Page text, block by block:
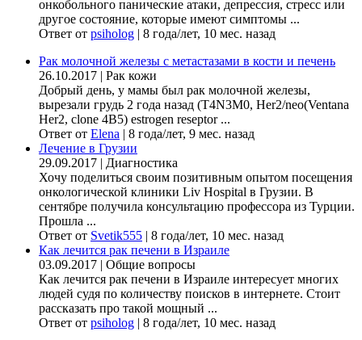
онкобольного панические атаки, депрессия, стресс или
другое состояние, которые имеют симптомы ...
Ответ от psiholog | 8 года/лет, 10 мес. назад
Рак молочной железы с метастазами в кости и печень
26.10.2017 | Рак кожи
Добрый день, у мамы был рак молочной железы,
вырезали грудь 2 года назад (Т4N3M0, Her2/neo(Ventana
Her2, clone 4B5) estrogen reseptor ...
Ответ от Elena | 8 года/лет, 9 мес. назад
Лечение в Грузии
29.09.2017 | Диагностика
Хочу поделиться своим позитивным опытом посещения
онкологической клиники Liv Hospital в Грузии. В
сентябре получила консультацию профессора из Турции.
Прошла ...
Ответ от Svetik555 | 8 года/лет, 10 мес. назад
Как лечится рак печени в Израиле
03.09.2017 | Общие вопросы
Как лечится рак печени в Израиле интересует многих
людей судя по количеству поисков в интернете. Стоит
рассказать про такой мощный ...
Ответ от psiholog | 8 года/лет, 10 мес. назад